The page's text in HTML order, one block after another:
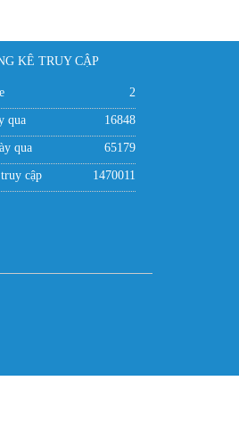
KÊ TRUY CẬP
2
qua 16848
qua 65179
cập 1470011